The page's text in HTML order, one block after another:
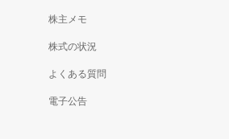
株主メモ
株式の状況
よくある質問
電子公告